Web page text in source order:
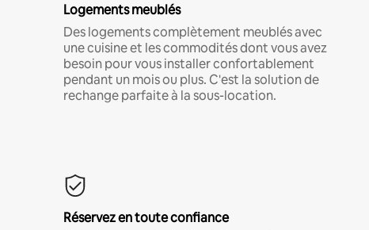
Logements meublés
Des logements complètement meublés avec
une cuisine et les commodités dont vous avez
besoin pour vous installer confortablement
pendant un mois ou plus. C'est la solution de
rechange parfaite à la sous-location.
Réservez en toute confiance